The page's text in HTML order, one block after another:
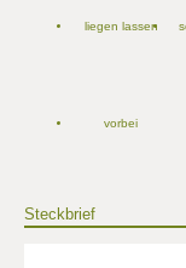
liegen lassen
vorbei
Steckbrief